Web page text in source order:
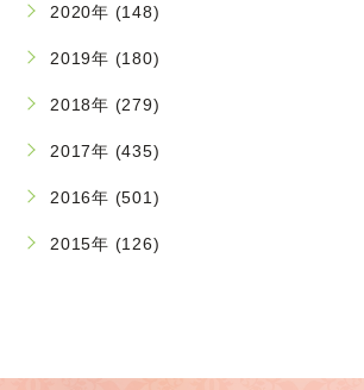
2020年 (148)
2019年 (180)
2018年 (279)
2017年 (435)
2016年 (501)
2015年 (126)